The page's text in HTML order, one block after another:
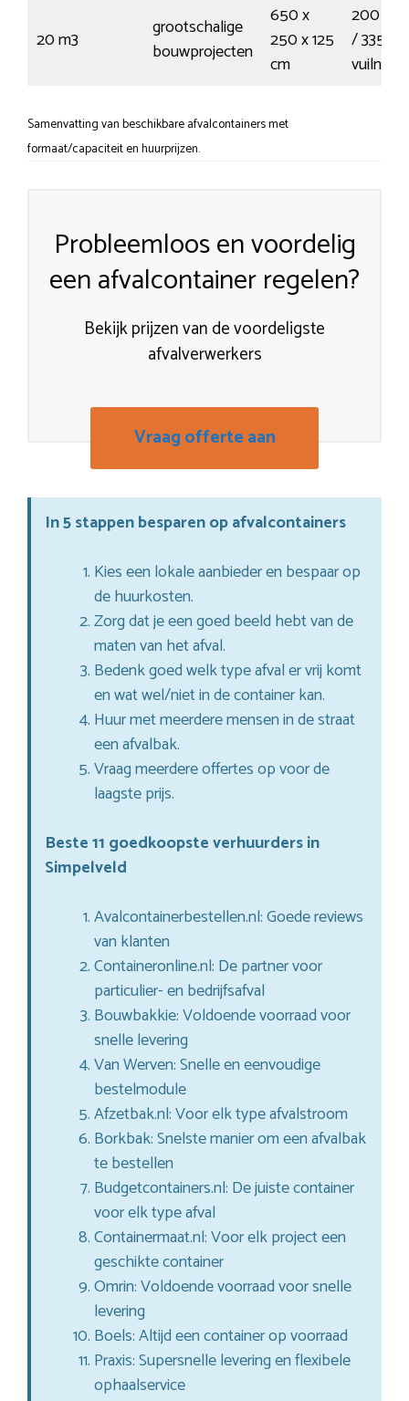
20 m3
grootschalige
bouwprojecten
650 x
250 x 125
cm
200
/ 335
Samenvatting van beschikbare afvalcontainers met
formaat/capaciteit en huurprijzen.
Probleemloos en voordelig
een afvalcontainer regelen?
Bekijk prijzen van de voordeligste
afvalverwerkers
Vraag offerte aan
In 5 stappen besparen op afvalcontainers
Kies een lokale aanbieder en bespaar op
de huurkosten.
Zorg dat je een goed beeld hebt van de
maten van het afval.
Bedenk goed welk type afval er vrij komt
en wat wel/niet in de container kan.
Huur met meerdere mensen in de straat
een afvalbak.
Vraag meerdere offertes op voor de
laagste prijs.
Beste 11 goedkoopste verhuurders in
Simpelveld
Avalcontainerbestellen.nl: Goede reviews
van klanten
Containeronline.nl: De partner voor
particulier- en bedrijfsafval
Bouwbakkie: Voldoende voorraad voor
snelle levering
Van Werven: Snelle en eenvoudige
bestelmodule
Afzetbak.nl: Voor elk type afvalstroom
Borkbak: Snelste manier om een afvalbak
te bestellen
Budgetcontainers.nl: De juiste container
voor elk type afval
Containermaat.nl: Voor elk project een
geschikte container
Omrin: Voldoende voorraad voor snelle
levering
Boels: Altijd een container op voorraad
Praxis: Supersnelle levering en flexibele
ophaalservice